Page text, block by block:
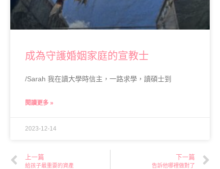
成為守護婚姻家庭的宣教士
/Sarah 我在讀大學時信主，一路求學，讀碩士到
閱讀更多 »
2023-12-14
上一篇
給孩子最重要的資產
下一篇
告訴他哪裡做對了